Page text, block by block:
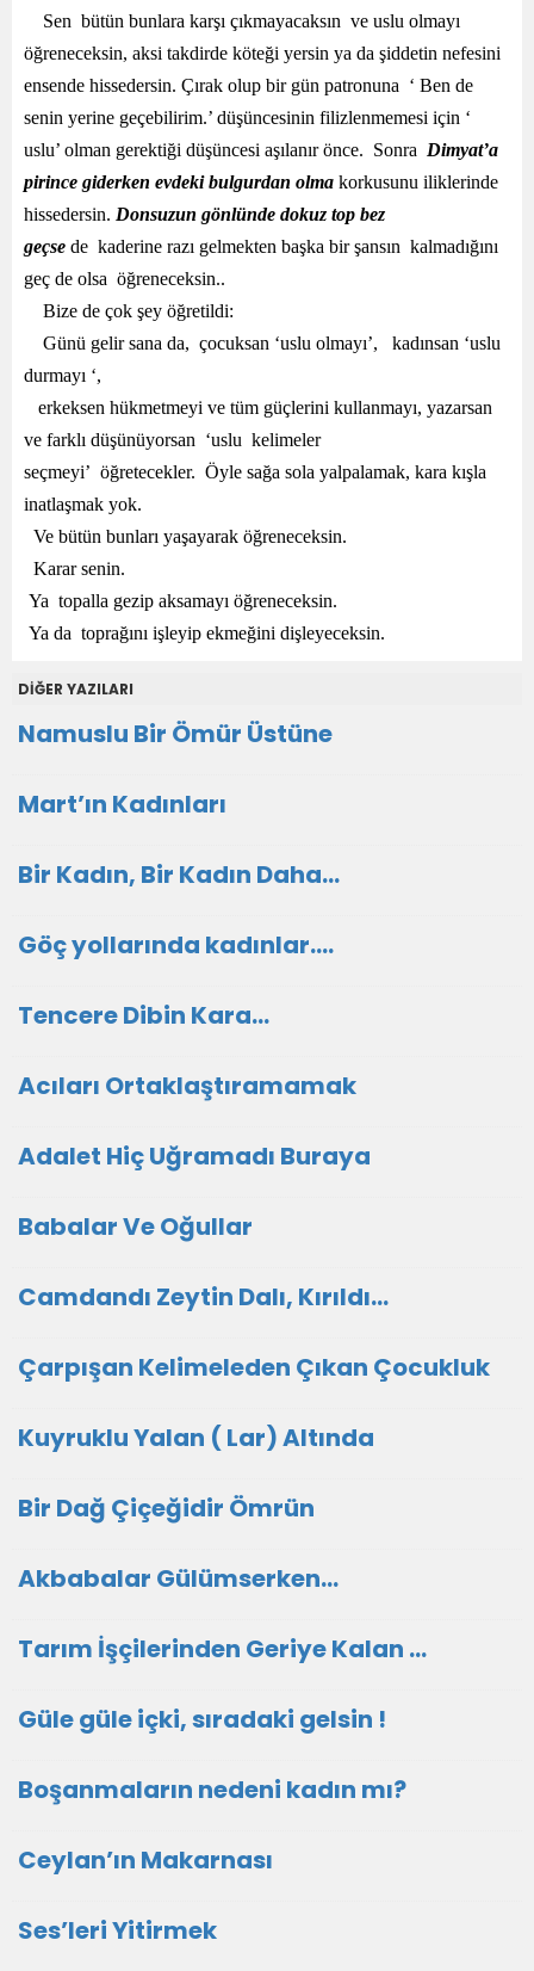
Sen bütün bunlara karşı çıkmayacaksın ve uslu olmayı
öğreneceksin, aksi takdirde köteği yersin ya da şiddetin nefesini
ensende hissedersin. Çırak olup bir gün patronuna ‘ Ben de
senin yerine geçebilirim.’ düşüncesinin filizlenmemesi için ‘
uslu’ olman gerektiği düşüncesi aşılanır önce. Sonra Dimyat’a
pirince giderken evdeki bulgurdan olma korkusunu iliklerinde
hissedersin. Donsuzun gönlünde dokuz top bez
geçse de kaderine razı gelmekten başka bir şansın kalmadığını
geç de olsa öğreneceksin..
Bize de çok şey öğretildi:
Günü gelir sana da, çocuksan ‘uslu olmayı’, kadınsan ‘uslu
durmayı ‘,
erkeksen hükmetmeyi ve tüm güçlerini kullanmayı, yazarsan
ve farklı düşünüyorsan ‘uslu kelimeler
seçmeyi’ öğretecekler. Öyle sağa sola yalpalamak, kara kışla
inatlaşmak yok.
Ve bütün bunları yaşayarak öğreneceksin.
Karar senin.
Ya topalla gezip aksamayı öğreneceksin.
Ya da toprağını işleyip ekmeğini dişleyeceksin.
DİĞER YAZILARI
Namuslu Bir Ömür Üstüne
Mart’ın Kadınları
Bir Kadın, Bir Kadın Daha…
Göç yollarında kadınlar….
Tencere Dibin Kara…
Acıları Ortaklaştıramamak
Adalet Hiç Uğramadı Buraya
Babalar Ve Oğullar
Camdandı Zeytin Dalı, Kırıldı…
Çarpışan Kelimeleden Çıkan Çocukluk
Kuyruklu Yalan ( Lar) Altında
Bir Dağ Çiçeğidir Ömrün
Akbabalar Gülümserken…
Tarım İşçilerinden Geriye Kalan …
Güle güle içki, sıradaki gelsin !
Boşanmaların nedeni kadın mı?
Ceylan’ın Makarnası
Ses’leri Yitirmek